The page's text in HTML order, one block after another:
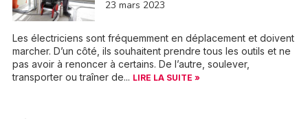
23 mars 2023
Les électriciens sont fréquemment en déplacement et doivent
marcher. D’un côté, ils souhaitent prendre tous les outils et ne
pas avoir à renoncer à certains. De l’autre, soulever,
transporter ou traîner de... LIRE LA SUITE »